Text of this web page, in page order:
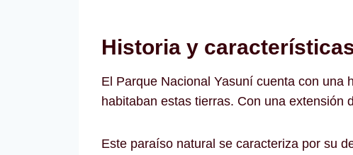
Historia y
El Parque Nacional Yasuní cuenta con una
habitaban estas tierras. Con una extensión
Este paraíso natural se caracteriza por su